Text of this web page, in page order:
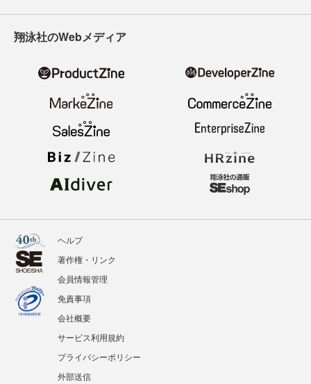
翔泳社のWebメディア
ヘルプ
著作権・リンク
会員情報管理
免責事項
会社概要
サービス利用規約
プライバシーポリシー
外部送信